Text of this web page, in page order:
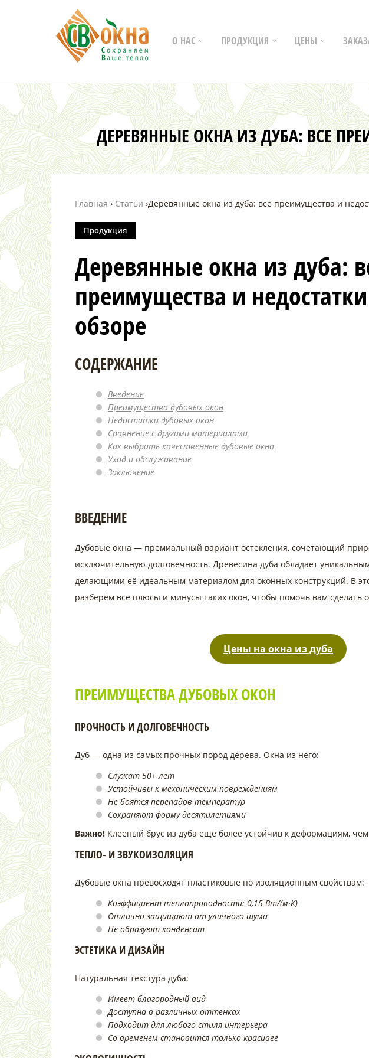
О НАС ПРОДУКЦИЯ ЦЕНЫ
ДЕРЕВЯННЫЕ ОКНА ИЗ ДУБА: ВСЕ
Главная › Статьи ›Деревянные окна из дуба: все преимущества и
Продукция
Деревянные окна из дуба:
преимущества и
обзоре
СОДЕРЖАНИЕ
Введение
Преимущества дубовых окон
Недостатки дубовых окон
Сравнение с другими материалами
Как выбрать качественные дубовые окна
Уход и обслуживание
Заключение
ВВЕДЕНИЕ
Дубовые окна — премиальный вариант остекления, сочетающий
исключительную долговечность. Древесина дуба обладает
делающими её идеальным материалом для оконных конструкций. В
разберём все плюсы и минусы таких окон, чтобы помочь вам сделать
Цены на окна из дуба
ПРЕИМУЩЕСТВА ДУБОВЫХ ОКОН
ПРОЧНОСТЬ И ДОЛГОВЕЧНОСТЬ
Дуб — одна из самых прочных пород дерева. Окна из него:
Служат 50+ лет
Устойчивы к механическим повреждениям
Не боятся перепадов температур
Сохраняют форму десятилетиями
Важно! Клееный брус из дуба ещё более устойчив к деформациям,
ТЕПЛО- И ЗВУКОИЗОЛЯЦИЯ
Дубовые окна превосходят пластиковые по изоляционным свойствам:
Коэффициент теплопроводности: 0,15 Вт/(м·К)
Отлично защищают от уличного шума
Не образуют конденсат
ЭСТЕТИКА И ДИЗАЙН
Натуральная текстура дуба:
Имеет благородный вид
Доступна в различных оттенках
Подходит для любого стиля интерьера
Со временем становится только красивее